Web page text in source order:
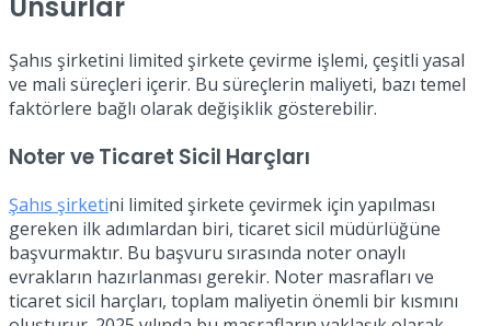
Şahıs şirketini limited şirkete çevirme işlemi, çeşitli yasal
ve mali süreçleri içerir. Bu süreçlerin maliyeti, bazı temel
faktörlere bağlı olarak değişiklik gösterebilir.
Noter ve Ticaret Sicil Harçları
Şahıs şirketini limited şirkete çevirmek için yapılması
gereken ilk adımlardan biri, ticaret sicil müdürlüğüne
başvurmaktır. Bu başvuru sırasında noter onaylı
evrakların hazırlanması gerekir. Noter masrafları ve
ticaret sicil harçları, toplam maliyetin önemli bir kısmını